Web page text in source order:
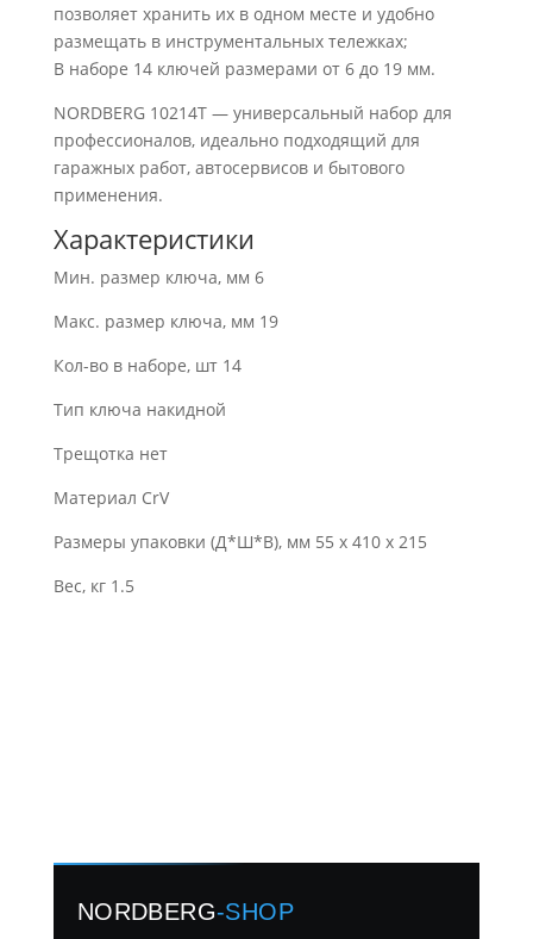
позволяет хранить их в одном месте и удобно
размещать в инструментальных тележках;
В наборе 14 ключей размерами от 6 до 19 мм.
NORDBERG 10214T — универсальный набор для
профессионалов, идеально подходящий для
гаражных работ, автосервисов и бытового
применения.
Характеристики
Мин. размер ключа, мм 6
Макс. размер ключа, мм 19
Кол-во в наборе, шт 14
Тип ключа накидной
Трещотка нет
Материал CrV
Размеры упаковки (Д*Ш*В), мм 55 x 410 x 215
Вес, кг 1.5
NORDBERG-SHOP